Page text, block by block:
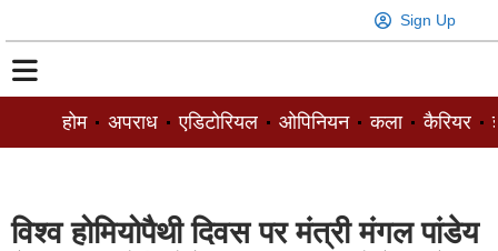
Sign Up
होम अपराध एडिटोरियल ओपिनियन कला कैरियर
विश्व होमियोपैथी दिवस पर मंत्री मंगल पांडेय